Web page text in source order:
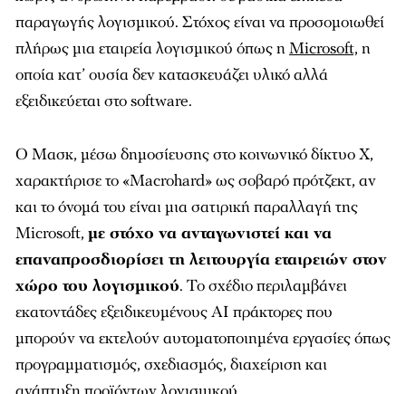
παραγωγής λογισμικού. Στόχος είναι να προσομοιωθεί
πλήρως μια εταιρεία λογισμικού όπως ηMicrosoft, η
οποία κατ’ ουσία δεν κατασκευάζει υλικό αλλά
εξειδικεύεται στο software.
Ο Μασκ, μέσω δημοσίευσης στο κοινωνικό δίκτυο X,
χαρακτήρισε το «Macrohard» ως σοβαρό πρότζεκτ, αν
και το όνομά του είναι μια σατιρική παραλλαγή της
Microsoft, με στόχο να ανταγωνιστεί και να
επαναπροσδιορίσει τη λειτουργία εταιρειών στον
χώρο του λογισμικού. Το σχέδιο περιλαμβάνει
εκατοντάδες εξειδικευμένους AI πράκτορες που
μπορούν να εκτελούν αυτοματοποιημένα εργασίες όπως
προγραμματισμός, σχεδιασμός, διαχείριση και